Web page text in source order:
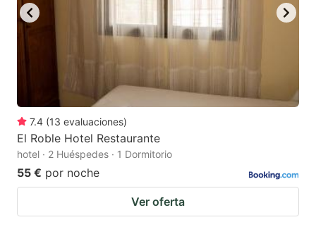
7.4 (13 evaluaciones)
El Roble Hotel Restaurante
hotel · 2 Huéspedes · 1 Dormitorio
55 € por noche
Ver oferta